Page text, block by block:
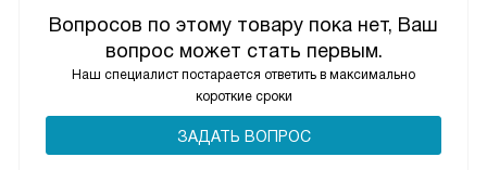
Вопросов по этому товару пока нет, Ваш
вопрос может стать первым.
Наш специалист постарается ответить в максимально
короткие сроки
ЗАДАТЬ ВОПРОС